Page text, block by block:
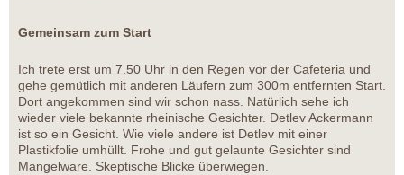
Gemeinsam zum Start
Ich trete erst um 7.50 Uhr in den Regen vor der Cafeteria und
gehe gemütlich mit anderen Läufern zum 300m entfernten Start.
Dort angekommen sind wir schon nass. Natürlich sehe ich
wieder viele bekannte rheinische Gesichter. Detlev Ackermann
ist so ein Gesicht. Wie viele andere ist Detlev mit einer
Plastikfolie umhüllt. Frohe und gut gelaunte Gesichter sind
Mangelware. Skeptische Blicke überwiegen.